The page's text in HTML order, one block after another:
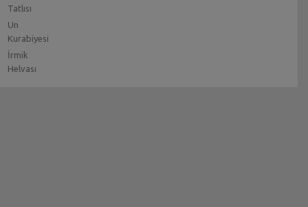
Tatlısı
Un
Kurabiyesi
İrmik
Helvası